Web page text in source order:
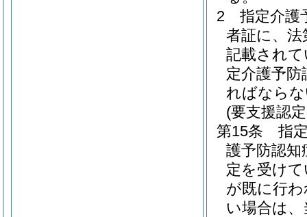
2
指定介護
者証に、法
記載され
定介護予
ればなら
(要支援認
第15条
指
護予防認知
定を受け
が既に行
い場合は